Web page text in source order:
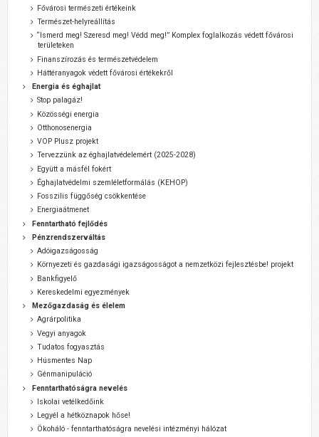
Fővárosi természeti értékeink
Természet-helyreállítás
“Ismerd meg! Szeresd meg! Védd meg!” Komplex foglalkozás védett fővárosi
területeken
Finanszírozás és természetvédelem
Háttéranyagok védett fővárosi értékekről
Energia és éghajlat
Stop palagáz!
Közösségi energia
Otthonosenergia
VOP Plusz projekt
Tervezzünk az éghajlatvédelemért (2025-2028)
Együtt a másfél fokért
Éghajlatvédelmi szemléletformálás (KEHOP)
Fosszilis függőség csökkentése
Energiaátmenet
Fenntartható fejlődés
Pénzrendszerváltás
Adóigazságosság
Környezeti és gazdasági igazságosságot a nemzetközi fejlesztésbe! projekt
Bankfigyelő
Kereskedelmi egyezmények
Mezőgazdaság és élelem
Agrárpolitika
Vegyi anyagok
Tudatos fogyasztás
Húsmentes Nap
Génmanipuláció
Fenntarthatóságra nevelés
Iskolai vetélkedőink
Legyél a hétköznapok hőse!
Ökoháló - fenntarthatóságra nevelési intézményi hálózat